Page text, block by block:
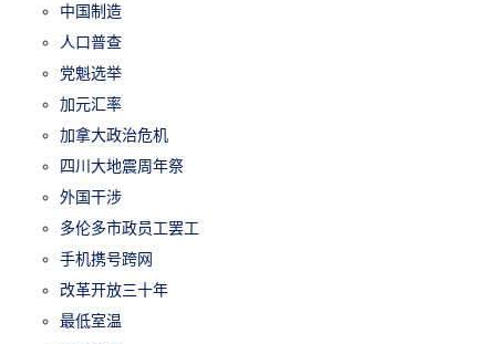
中国制造
人口普查
党魁选举
加元汇率
加拿大政治危机
四川大地震周年祭
外国干涉
多伦多市政员工罢工
手机携号跨网
改革开放三十年
最低室温